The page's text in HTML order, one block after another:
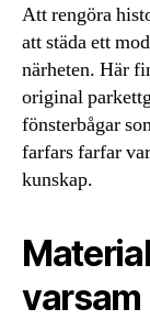
Att rengöra
att städa ett
närheten. Här
original
fönsterbågar
farfars farfar
kunskap.
varsam